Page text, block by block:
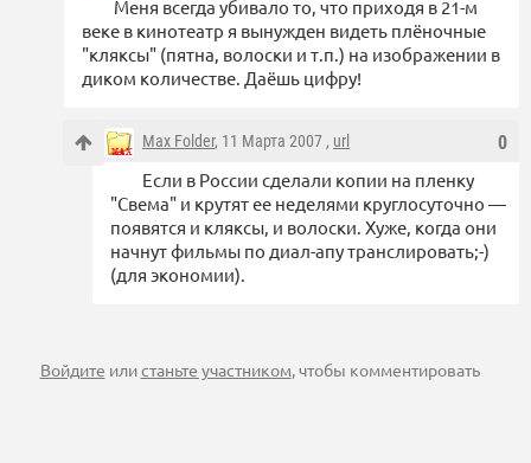
Меня всегда убивало то, что приходя в 21-м
веке в кинотеатр я вынужден видеть плёночные
"кляксы" (пятна, волоски и т.п.) на изображении в
диком количестве. Даёшь цифру!
0
Max Folder, 11 Марта 2007 , url
Если в России сделали копии на пленку
"Свема" и крутят ее неделями круглосуточно —
появятся и кляксы, и волоски. Хуже, когда они
начнут фильмы по диал-апу транслировать;-)
(для экономии).
Войдите илистаньте участником, чтобы комментировать